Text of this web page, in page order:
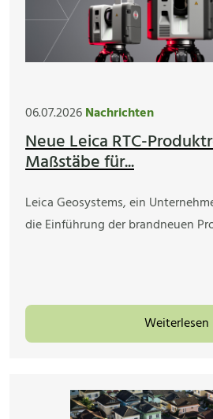
06.07.2026Nachrichten
Neue Leica RTC-
Maßstäbe für...
Leica Geosystems, ein
die Einführung der brandneuen
Weiterlesen